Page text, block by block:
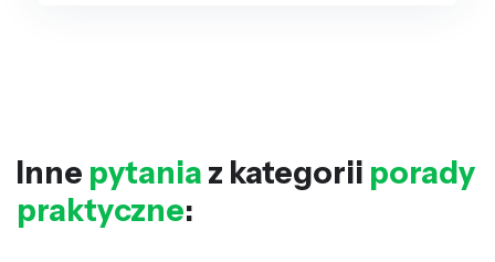
Inne pytania z kategorii porady
praktyczne: